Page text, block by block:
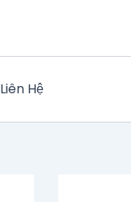
Liên Hệ